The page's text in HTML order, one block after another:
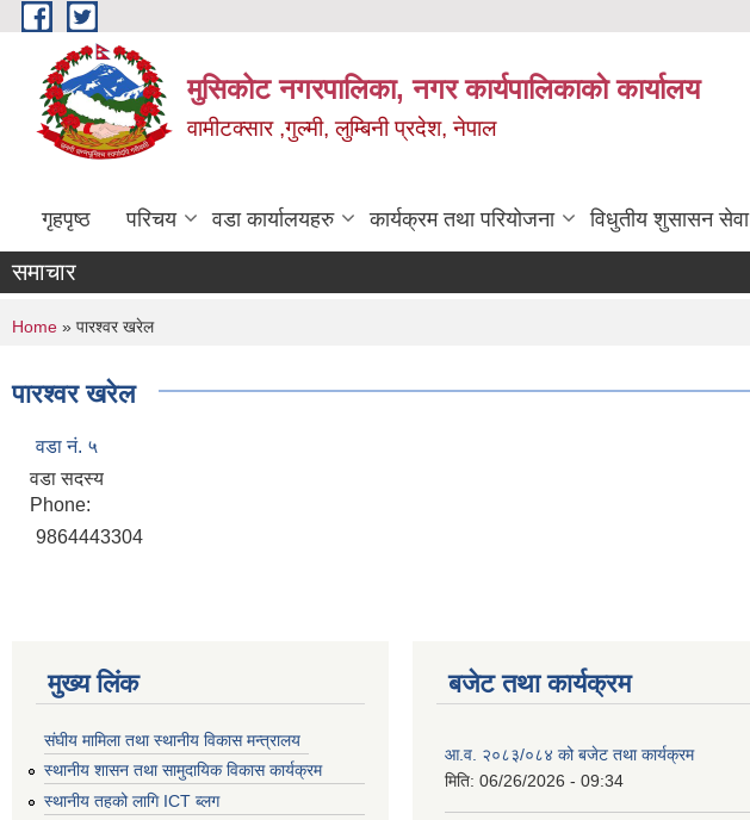
Skip to main content
मुसिकोट नगरपालिका, नगर कार्यपालिकाकाे कार्यालय
वामीटक्सार ,गुल्मी, लुम्बिनी प्रदेश, नेपाल
गृहपृष्ठ परिचय वडा कार्यालयहरु कार्यक्रम तथा परियोजना विधुतीय शुसासन सेवा
समाचार
You are here
Home » पारश्वर खरेल
पारश्वर खरेल
वडा नं. ५
वडा सदस्य
Phone:
9864443304
मुख्य लिंक
संघीय मामिला तथा स्थानीय विकास मन्त्रालय
स्थानीय शासन तथा सामुदायिक विकास कार्यक्रम
स्थानीय तहको लागि ICT ब्लग
बजेट तथा कार्यक्रम
आ.व. २०८३/०८४ को बजेट तथा कार्यक्रम
मिति: 06/26/2026 - 09:34